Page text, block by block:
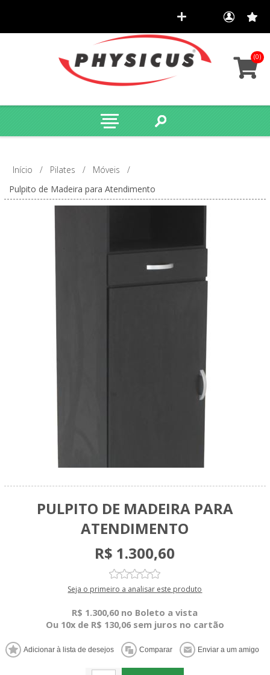
(0)
Início / Pilates / Móveis
/
Pulpito de Madeira para Atendimento
PULPITO DE MADEIRA PARA
ATENDIMENTO
R$ 1.300,60
Seja o primeiro a analisar este produto
R$ 1.300,60 no Boleto a vista
Ou 10x de R$ 130,06 sem juros no cartão